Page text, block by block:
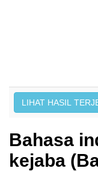
Bahasa
kejaba